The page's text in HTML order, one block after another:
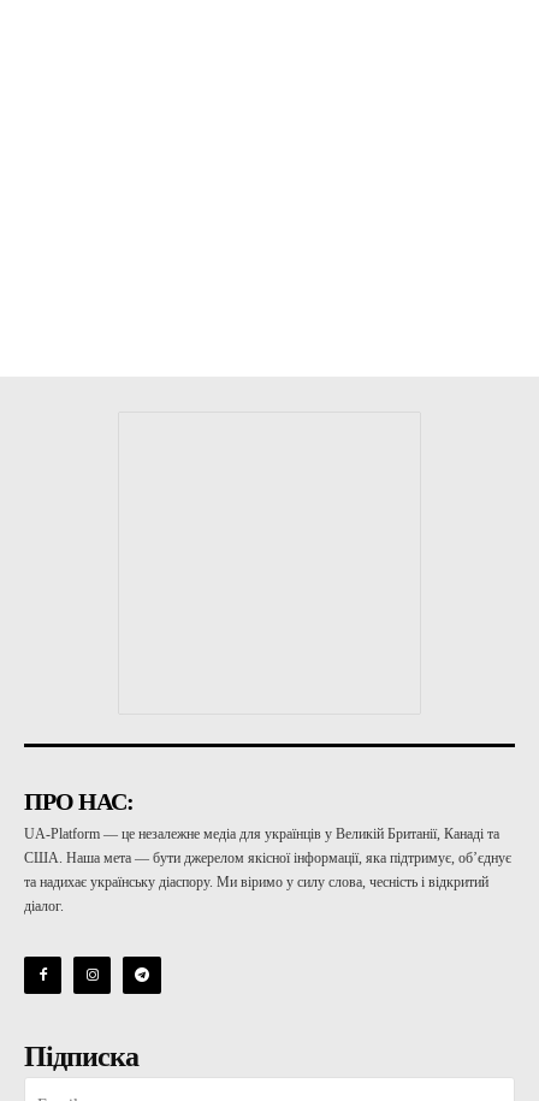
ПРО НАС:
UA-Platform — це незалежне медіа для українців у Великій Британії, Канаді та
США. Наша мета — бути джерелом якісної інформації, яка підтримує, об’єднує
та надихає українську діаспору. Ми віримо у силу слова, чесність і відкритий
діалог.
Підписка